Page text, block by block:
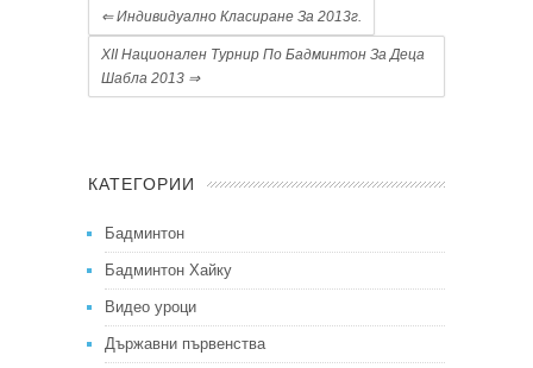
⇐Индивидуално Класиране За 2013г.
XII Национален Турнир По Бадминтон За Деца
Шабла 2013 ⇒
КАТЕГОРИИ
Бадминтон
Бадминтон Хайку
Видео уроци
Държавни първенства